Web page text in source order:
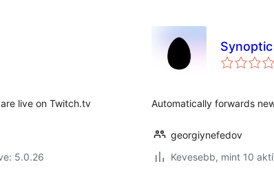
live on Twitch.tv
5.0.26
Automatically forwards
georgiynefedov
Kevesebb, mint 10